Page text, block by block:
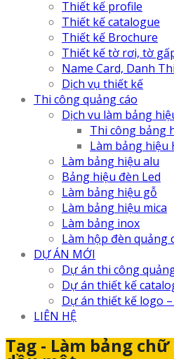
Thiết kế profile
Thiết kế catalogue
Thiết kế Brochure
Thiết kế tờ rơi, tờ
Name Card, Danh
Dịch vụ thiết kế
Thi công quảng cáo
Dịch vu làm bảng
Thi công bảng
Làm bảng hiệu
Làm bảng hiệu alu
Bảng hiệu đèn Led
Làm bảng hiệu gỗ
Làm bảng hiệu mica
Làm bảng inox
Làm hộp đèn quảng
DỰ ÁN MỚI
Dự án thi công
Dự án thiết kế
Dự án thiết kế logo
LIÊN HỆ
Tag - Làm bảng